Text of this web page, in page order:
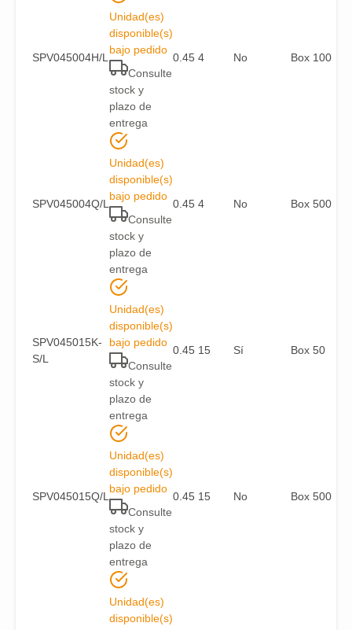
SPV045004H/L
Unidad(es)
disponible(s)
bajo pedido
Consulte
stock y
plazo de
entrega
0.45 4 No Box 100
SPV045004Q/L
Unidad(es)
disponible(s)
bajo pedido
Consulte
stock y
plazo de
entrega
0.45 4 No Box 500
SPV045015K-
S/L
Unidad(es)
disponible(s)
bajo pedido
Consulte
stock y
plazo de
entrega
0.45 15 Sí Box 50
SPV045015Q/L
Unidad(es)
disponible(s)
bajo pedido
Consulte
stock y
plazo de
entrega
0.45 15 No Box 500
Unidad(es)
disponible(s)